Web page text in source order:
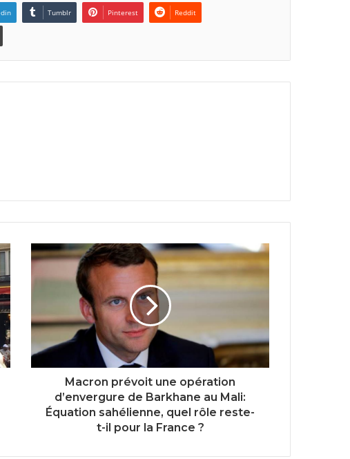
Tumblr Pinterest Reddit
Macron prévoit une opération
d’envergure de Barkhane au Mali:
Équation sahélienne, quel rôle reste-
t-il pour la France ?